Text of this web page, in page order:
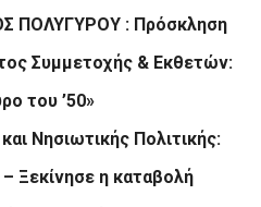
ΠΟΛΥΓΥΡΟΥ : Πρόσκληση
Συμμετοχής & Εκθετών:
του ’50»
Νησιωτικής Πολιτικής:
Ξεκίνησε η καταβολή